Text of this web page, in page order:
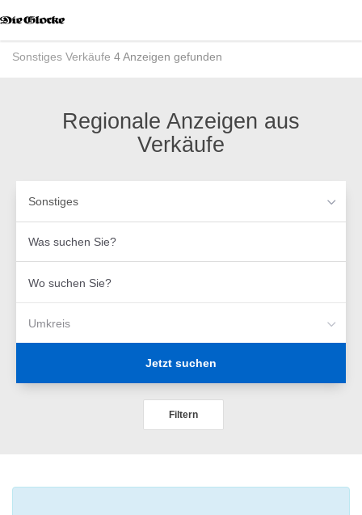
Modus
aktivieren
zurSonstiges Verkäufe 4 Anzeigen gefunden
Regionale Anzeigen aus
Verkäufe
Sonstiges
suchen
Sie?
suchen
Umkreis
Jetzt suchen
Filtern